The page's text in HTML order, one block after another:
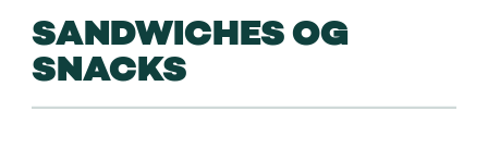
SANDWICHES OG
SNACKS